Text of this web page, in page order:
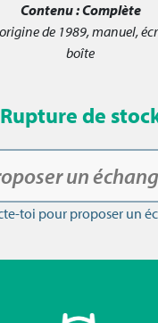
Contenu :Complète
de 1989, manuel,
boîte
Rupture de
un
toi pour proposer un